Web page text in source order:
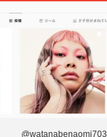
@watanabenaomi703